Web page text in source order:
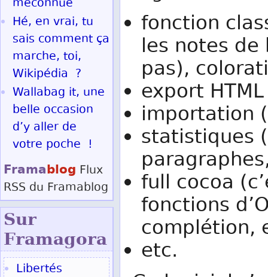
fonction
les notes de
pas),
export HTML
importation
statistiques
full cocoa
fonctions
complétion,
etc.
méconnue
Hé, en vrai, tu
sais comment ça
marche, toi,
Wikipédia ?
Wallabag it, une
belle occasion
d’y aller de
votre poche !
Framablog Flux
RSS du Framablog
Sur
Framagora
Libertés